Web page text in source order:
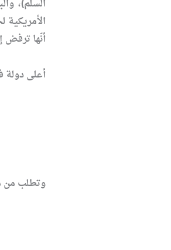
السلم)،
أنّها ترفض
أعلى دولة
وتطلب من